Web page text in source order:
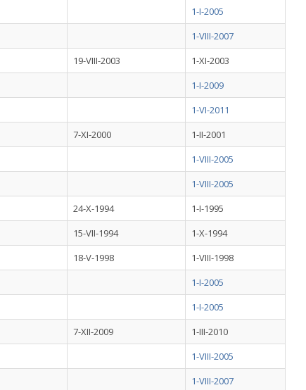
1-I-2005
1-VIII-2007
19-VIII-2003
1-XI-2003
1-I-2009
1-VI-2011
7-XI-2000
1-II-2001
1-VIII-2005
1-VIII-2005
24-X-1994
1-I-1995
15-VII-1994
1-X-1994
18-V-1998
1-VIII-1998
1-I-2005
1-I-2005
7-XII-2009
1-III-2010
1-VIII-2005
1-VIII-2007